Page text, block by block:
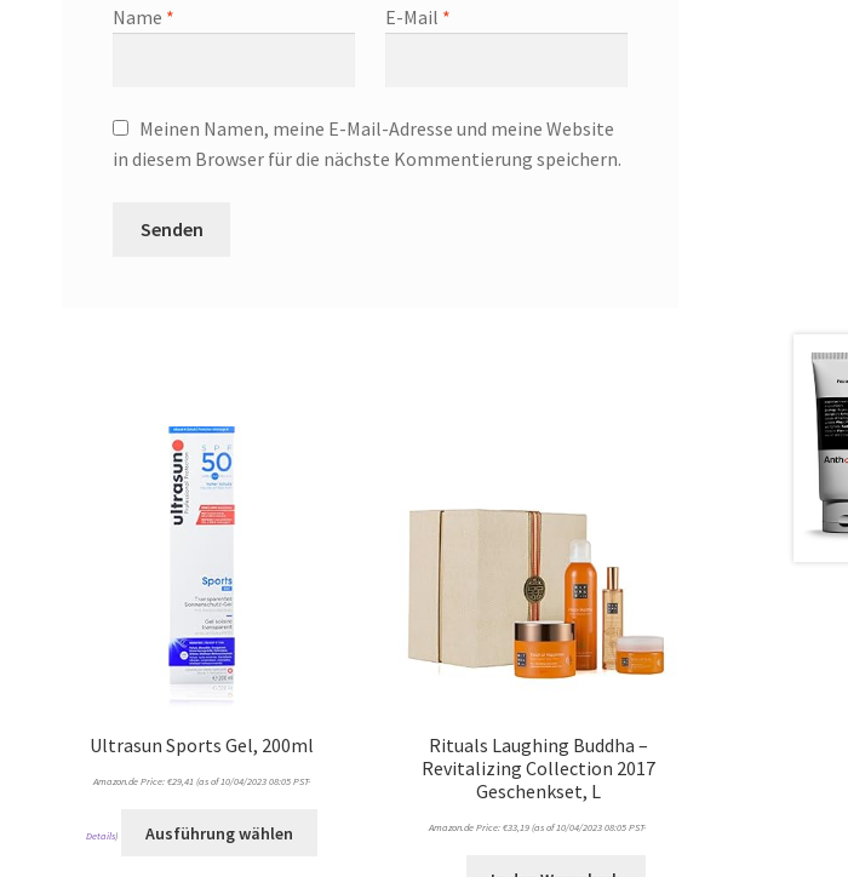
Name * E-Mail *
Meinen Namen, meine E-Mail-Adresse und meine Website
in diesem Browser für die nächste Kommentierung speichern.
Ultrasun Sports Gel, 200ml
Amazon.de Price: €29,41 (as of 10/04/2023 08:05 PST-
Details) Ausführung wählen
Rituals Laughing Buddha –
Revitalizing Collection 2017
Geschenkset, L
Amazon.de Price:€33,19 (as of 10/04/2023 08:05 PST-